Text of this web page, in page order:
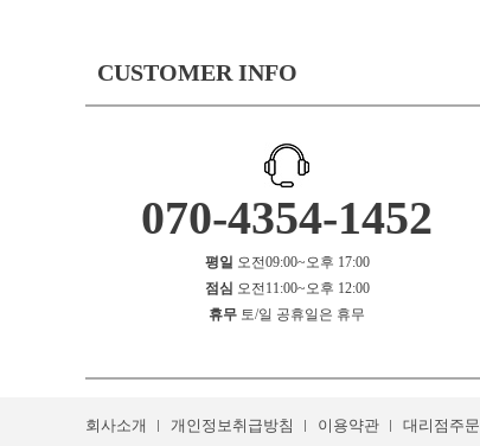
CUSTOMER INFO
070-4354-1452
평일 오전09:00~오후 17:00
점심 오전11:00~오후 12:00
휴무 토/일 공휴일은 휴무
회사소개 개인정보취급방침 이용약관 대리점주문